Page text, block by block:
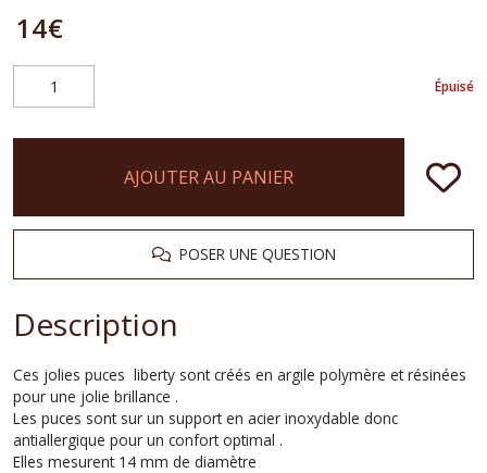
14€
Épuisé
AJOUTER AU PANIER
POSER UNE QUESTION
Description
Ces jolies puces liberty sont créés en argile polymère et résinées
pour une jolie brillance .
Les puces sont sur un support en acier inoxydable donc
antiallergique pour un confort optimal .
Elles mesurent 14 mm de diamètre